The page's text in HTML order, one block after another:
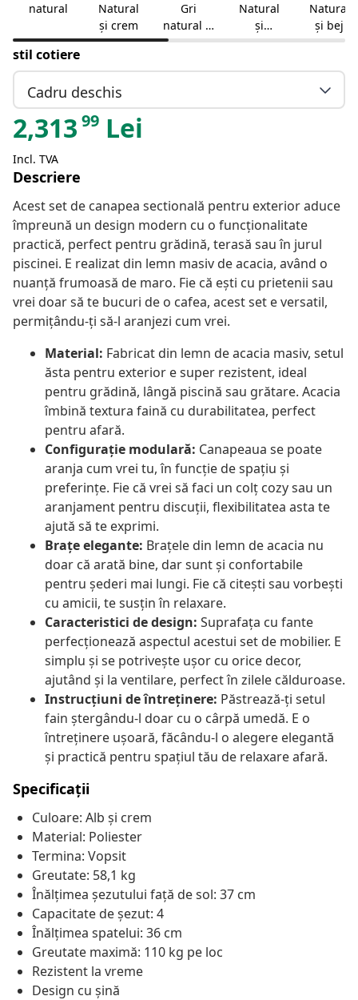
natural
Natural
și crem
Gri
natural și
deschis
Natural
și
antracit
Natural
și bej
stil cotiere
Cadru deschis
2,313 99 Lei
Incl. TVA
Descriere
Acest set de canapea sectională pentru exterior aduce
împreună un design modern cu o funcționalitate
practică, perfect pentru grădină, terasă sau în jurul
piscinei. E realizat din lemn masiv de acacia, având o
nuanță frumoasă de maro. Fie că ești cu prietenii sau
vrei doar să te bucuri de o cafea, acest set e versatil,
permițându-ți să-l aranjezi cum vrei.
Material: Fabricat din lemn de acacia masiv, setul
ăsta pentru exterior e super rezistent, ideal
pentru grădină, lângă piscină sau grătare. Acacia
îmbină textura faină cu durabilitatea, perfect
pentru afară.
Configurație modulară: Canapeaua se poate
aranja cum vrei tu, în funcție de spațiu și
preferințe. Fie că vrei să faci un colț cozy sau un
aranjament pentru discuții, flexibilitatea asta te
ajută să te exprimi.
Brațe elegante: Brațele din lemn de acacia nu
doar că arată bine, dar sunt și confortabile
pentru șederi mai lungi. Fie că citești sau vorbești
cu amicii, te susțin în relaxare.
Caracteristici de design: Suprafața cu fante
perfecționează aspectul acestui set de mobilier. E
simplu și se potrivește ușor cu orice decor,
ajutând și la ventilare, perfect în zilele călduroase.
Instrucțiuni de întreținere: Păstrează-ți setul
fain ștergându-l doar cu o cârpă umedă. E o
întreținere ușoară, făcându-l o alegere elegantă
și practică pentru spațiul tău de relaxare afară.
Specificații
Culoare: Alb și crem
Material: Poliester
Termina: Vopsit
Greutate: 58,1 kg
Înălțimea șezutului față de sol: 37 cm
Capacitate de șezut: 4
Înălțimea spatelui: 36 cm
Greutate maximă: 110 kg pe loc
Rezistent la vreme
Design cu șină